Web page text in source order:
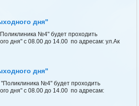
дня"
№4" будет проходить
дня" с 08.00 до 14.00 по адресам: ул.Ак
дня"
№4" будет проходить
дня" с 08.00 до 14.00 по адресам: